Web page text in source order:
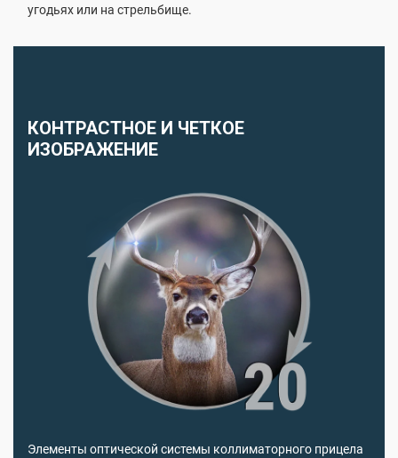
угодьях или на стрельбище.
КОНТРАСТНОЕ И ЧЕТКОЕ
ИЗОБРАЖЕНИЕ
Элементы оптической системы коллиматорного прицела